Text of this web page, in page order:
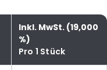
Inkl. MwSt. (19,000
%)
Pro 1 Stück